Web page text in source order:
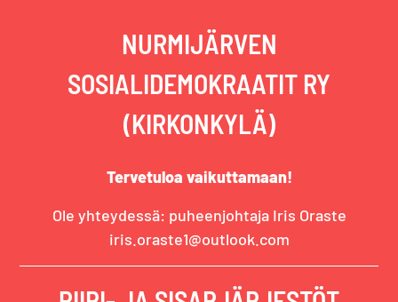
NURMIJÄRVEN
SOSIALIDEMOKRAATIT RY
(KIRKONKYLÄ)
Tervetuloa vaikuttamaan!
Ole yhteydessä: puheenjohtaja Iris Oraste
iris.oraste1@outlook.com